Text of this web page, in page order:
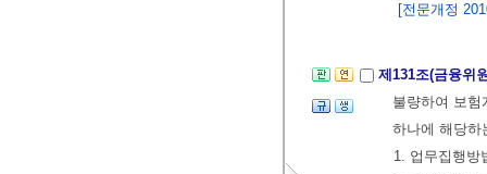
[전문개정
제131조(금융위
불량하여 보
하나에 해당하
1. 업무집행방